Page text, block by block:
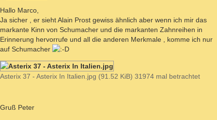
Hallo Marco,
Ja sicher , er sieht Alain Prost gewiss ähnlich aber wenn ich mir das
markante Kinn von Schumacher und die markanten Zahnreihen in
Erinnerung hervorrufe und all die anderen Merkmale , komme ich nur
auf Schumacher
Asterix 37 - Asterix In Italien.jpg (91.52 KiB) 31974 mal betrachtet
Gruß Peter